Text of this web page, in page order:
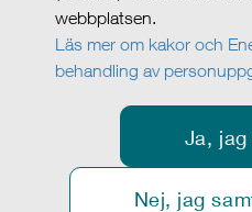
webbplatsen.
Läs mer om kakor och
behandling av
Ja,
Nej, jag